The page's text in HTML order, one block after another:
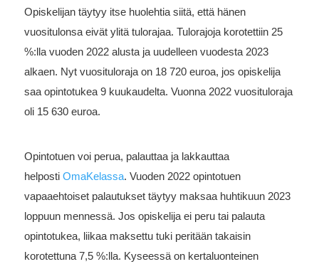
Opiskelijan täytyy itse huolehtia siitä, että hänen
vuositulonsa eivät ylitä tulorajaa. Tulorajoja korotettiin 25
%:lla vuoden 2022 alusta ja uudelleen vuodesta 2023
alkaen. Nyt vuosituloraja on 18 720 euroa, jos opiskelija
saa opintotukea 9 kuukaudelta. Vuonna 2022 vuosituloraja
oli 15 630 euroa.
Opintotuen voi perua, palauttaa ja lakkauttaa
helposti OmaKelassa. Vuoden 2022 opintotuen
vapaaehtoiset palautukset täytyy maksaa huhtikuun 2023
loppuun mennessä. Jos opiskelija ei peru tai palauta
opintotukea, liikaa maksettu tuki peritään takaisin
korotettuna 7,5 %:lla. Kyseessä on kertaluonteinen